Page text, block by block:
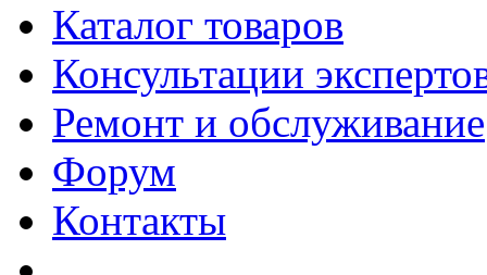
Каталог товаров
Консультации
Ремонт и обслуживание
Форум
Контакты